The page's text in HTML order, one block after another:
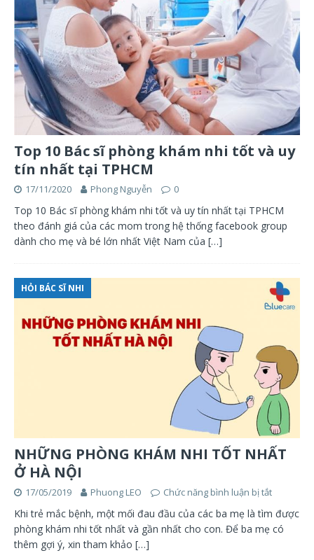
Top 10 Bác sĩ phòng khám nhi tốt và uy
tín nhất tại TPHCM
17/11/2020 Phong Nguyễn 0
Top 10 Bác sĩ phòng khám nhi tốt và uy tín nhất tại TPHCM
theo đánh giá của các mom trong hệ thống facebook group
dành cho mẹ và bé lớn nhất Việt Nam của […]
HỎI BÁC SĨ NHI
NHỮNG PHÒNG KHÁM NHI TỐT NHẤT
Ở HÀ NỘI
17/05/2019 Phuong LEO Chức năng bình luận bị tắt
Khi trẻ mắc bệnh, một mối đau đầu của các ba mẹ là tìm được
phòng khám nhi tốt nhất và gần nhất cho con. Để ba mẹ có
thêm gợi ý, xin tham khảo […]